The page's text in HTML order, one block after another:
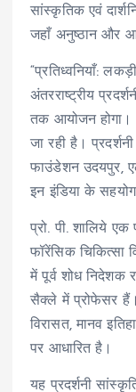
सांस्कृतिक एवं
जहाँ अनुष्ठान और
“प्रतिध्वनियाँ:
अंतरराष्ट्रीय
तक आयोजन होगा।
जा रही है।
फाउंडेशन उदयपुर,
इन इंडिया के
प्रो. पी. शालिये एक
फॉरेंसिक चिकित्सा
में पूर्व शोध निदेशक
सैक्ले में प्रोफेसर
विरासत, मानव
पर आधारित है।
यह प्रदर्शनी